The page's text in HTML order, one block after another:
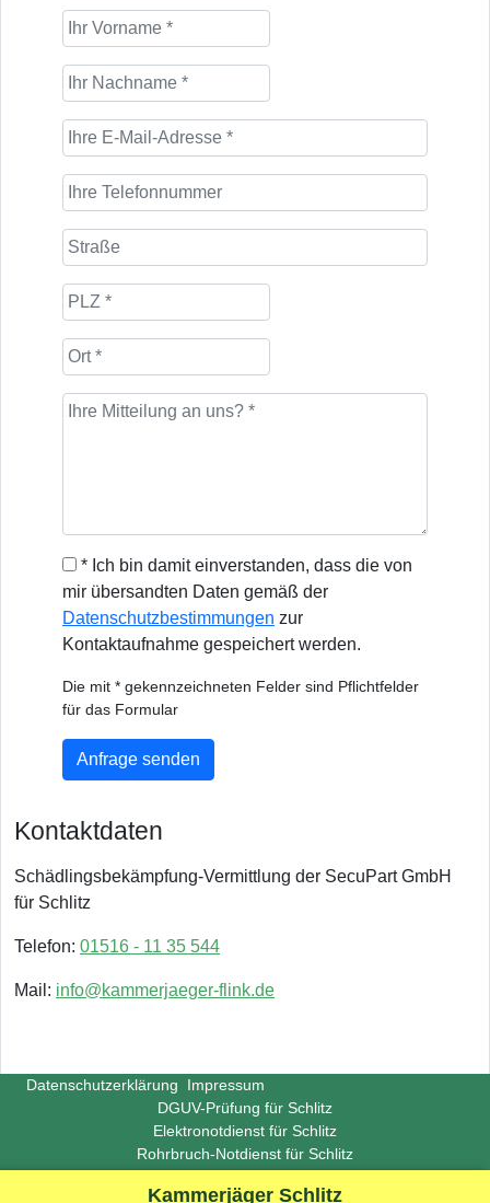
Kammerjäger Schlitz
* Ich bin damit einverstanden, dass die von
mir übersandten Daten gemäß der
Datenschutzbestimmungen zur
Kontaktaufnahme gespeichert werden.
Die mit * gekennzeichneten Felder sind Pflichtfelder
für das Formular
Anfrage senden
Kontaktdaten
Schädlingsbekämpfung-Vermittlung der SecuPart GmbH
für Schlitz
Telefon: 01516 - 11 35 544
Mail: info@kammerjaeger-flink.de
Datenschutzerklärung
Impressum
DGUV-Prüfung für Schlitz
Elektronotdienst für Schlitz
Rohrbruch-Notdienst für Schlitz